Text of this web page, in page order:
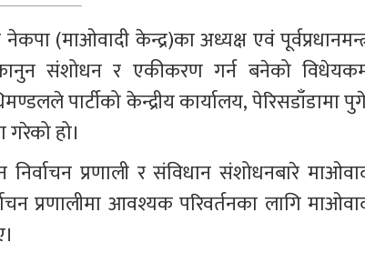
(माओवादी केन्द्र)का अध्यक्ष एवं
कानुन संशोधन र एकीकरण गर्न बनेको
पार्टीको केन्द्रीय कार्यालय, पेरिसडाँडामा
हो।
निर्वाचन प्रणाली र संविधान संशोधनबारे
प्रणालीमा आवश्यक परिवर्तनका लागि